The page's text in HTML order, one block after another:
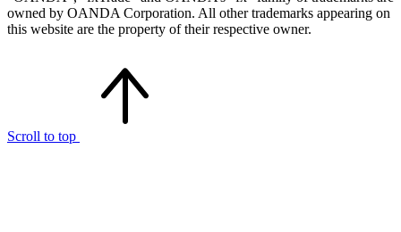
owned by OANDA Corporation. All other trademarks appearing on
this website are the property of their respective owner.
Scroll to top